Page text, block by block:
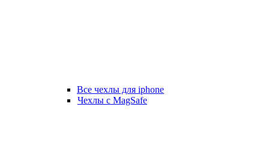
Все чехлы для iphone
Чехлы с MagSafe